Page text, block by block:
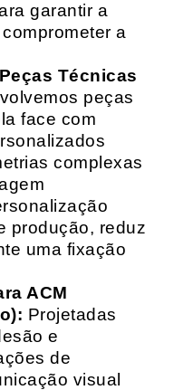
garantir a
a
Técnicas
peças
face com
complexas
produção, reduz
uma fixação
ACM
Projetadas
e
de
visual